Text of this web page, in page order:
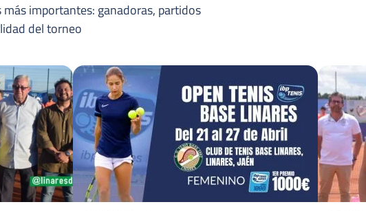
importantes: ganadoras, partidos
del torneo